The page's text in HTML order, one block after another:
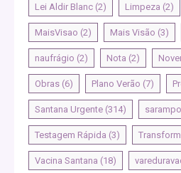
Lei Aldir Blanc (2) Limpeza (2)
MaisVisao (2) Mais Visão (3)
naufrágio (2) Nota (2)
Obras (6) Plano Verão (7)
Santana Urgente (314) sarampo
Testagem Rápida (3)
Vacina Santana (18)